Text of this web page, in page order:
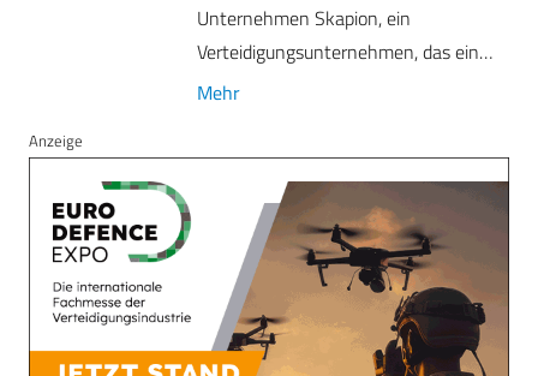
Unternehmen Skapion, ein
Verteidigungsunternehmen, das ein…
Mehr
Anzeige